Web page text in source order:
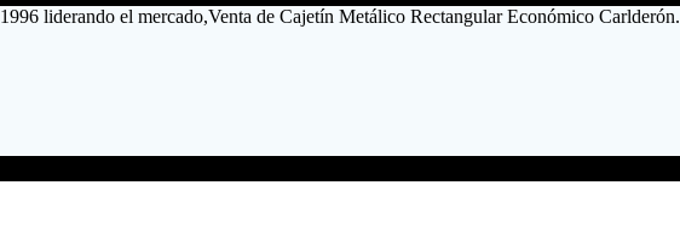
liderando el mercado,Venta de Cajetín Metálico Rectangular Económico Carlderón.